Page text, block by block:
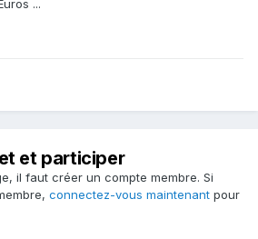
...
et participer
il faut créer un compte membre. Si
connectez-vous maintenant pour